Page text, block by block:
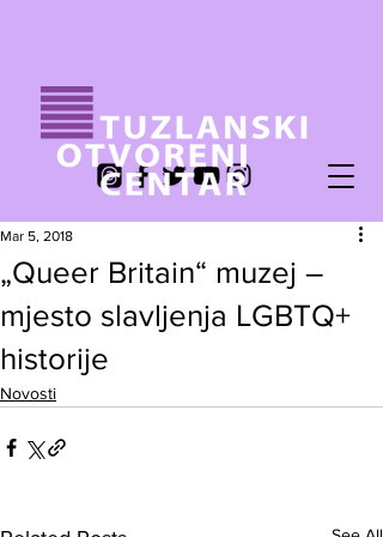
„Queer Britain“ muzej –
mjesto slavljenja LGBTQ+
historije
Mar 5, 2018
Novosti